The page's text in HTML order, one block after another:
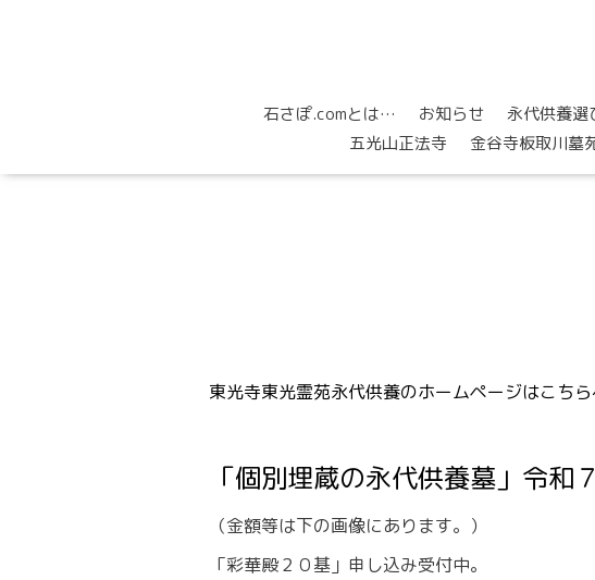
石さぽ.comとは… お知らせ 永代供養選
五光山正法寺
金谷寺板取川墓
東光寺東光霊苑永代供養のホームページはこちら
「個別埋蔵の永代供養墓」令
（金額等は下の画像にあります。）
「彩華殿２０基」申し込み受付中。